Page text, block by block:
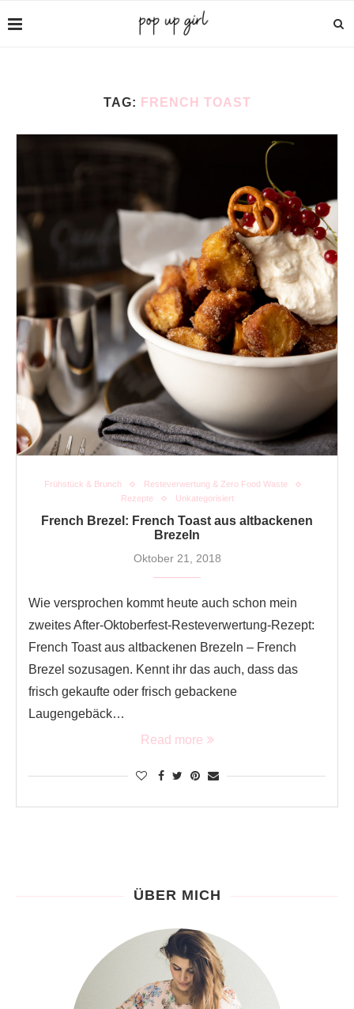
TAG: FRENCH TOAST
Frühstück & Brunch
Resteverwertung & Zero Food Waste
Rezepte
Unkategorisiert
French Brezel: French Toast aus altbackenen
Brezeln
Oktober 21, 2018
Wie versprochen kommt heute auch schon mein
zweites After-Oktoberfest-Resteverwertung-Rezept:
French Toast aus altbackenen Brezeln – French
Brezel sozusagen. Kennt ihr das auch, dass das
frisch gekaufte oder frisch gebackene
Laugengebäck…
Read more
ÜBER MICH